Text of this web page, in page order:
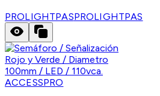
PROLIGHTPASPROLIGHTPAS
ACCESSPRO